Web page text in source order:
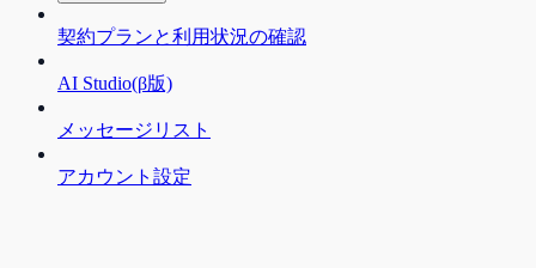
契約プランと利用状況の確認
AI Studio(β版)
メッセージリスト
アカウント設定